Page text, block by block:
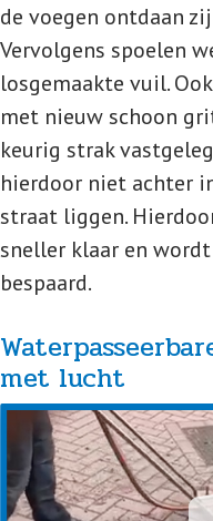
de voegen ontdaan
Vervolgens spoelen
losgemaakte vuil.
met nieuw schoon
keurig strak
hierdoor niet achter
straat liggen.
sneller klaar en
bespaard.
met lucht